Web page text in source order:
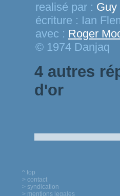
realisé par : Guy
écriture : Ian
avec : Roger
© 1974 Danjaq
4 autres
d'or
^ top
> contact
> syndication
> mentions legales